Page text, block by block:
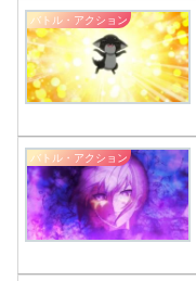
バトル・アクション
バトル・アクション